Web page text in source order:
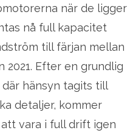
när de ligger
nå full kapacitet
till färjan mellan
2021. Efter en grundlig
hänsyn tagits till
detaljer, kommer
vara i full drift igen